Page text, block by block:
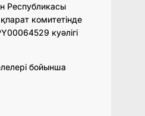
Республикасы
комитетінде
куәлігі
бойынша